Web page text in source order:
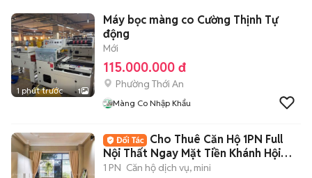
1 phút trước 1
Máy bọc màng co Cường Thịnh Tự
động
Mới
115.000.000 đ
Phường Thới An
Màng Co Nhập Khẩu
Cho Thuê Căn Hộ 1PN Full
Nội Thất Ngay Mặt Tiền Khánh Hội
Quận 4
1 PN Căn hộ dịch vụ, mini